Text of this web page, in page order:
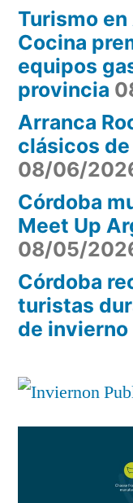
Turismo
Cocina
equipos
provincia
Arranca
clásicos
08/06/
Córdoba
Meet Up
08/05/
Córdoba
turistas
de invierno